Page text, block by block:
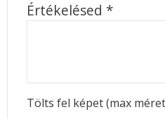
Értékelésed *
Tölts fel képet (max